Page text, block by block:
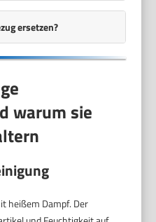
ersetzen?
warum sie
heißem Dampf. Der